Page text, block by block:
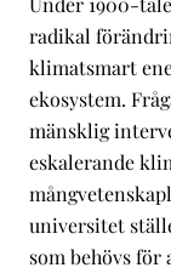
radikal
klimatsmart
ekosystem.
mänsklig
eskalerande
universitet
som behövs för